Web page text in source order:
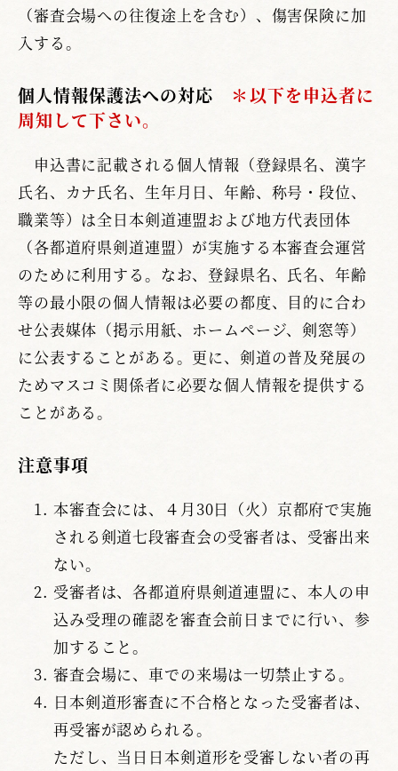
（審査会場への往復途上を含む）、傷害保険に加
入する。
個人情報保護法への対応 ＊以下を申込者に
周知して下さい。
申込書に記載される個人情報（登録県名、漢字
氏名、カナ氏名、生年月日、年齢、称号・段位、
職業等）は全日本剣道連盟および地方代表団体
（各都道府県剣道連盟）が実施する本審査会運営
のために利用する。なお、登録県名、氏名、年齢
等の最小限の個人情報は必要の都度、目的に合わ
せ公表媒体（掲示用紙、ホームページ、剣窓等）
に公表することがある。更に、剣道の普及発展の
ためマスコミ関係者に必要な個人情報を提供する
ことがある。
注意事項
本審査会には、４月30日（火）京都府で実施
される剣道七段審査会の受審者は、受審出来
ない。
受審者は、各都道府県剣道連盟に、本人の申
込み受理の確認を審査会前日までに行い、参
加すること。
審査会場に、車での来場は一切禁止する。
日本剣道形審査に不合格となった受審者は、
再受審が認められる。
ただし、当日日本剣道形を受審しない者の再